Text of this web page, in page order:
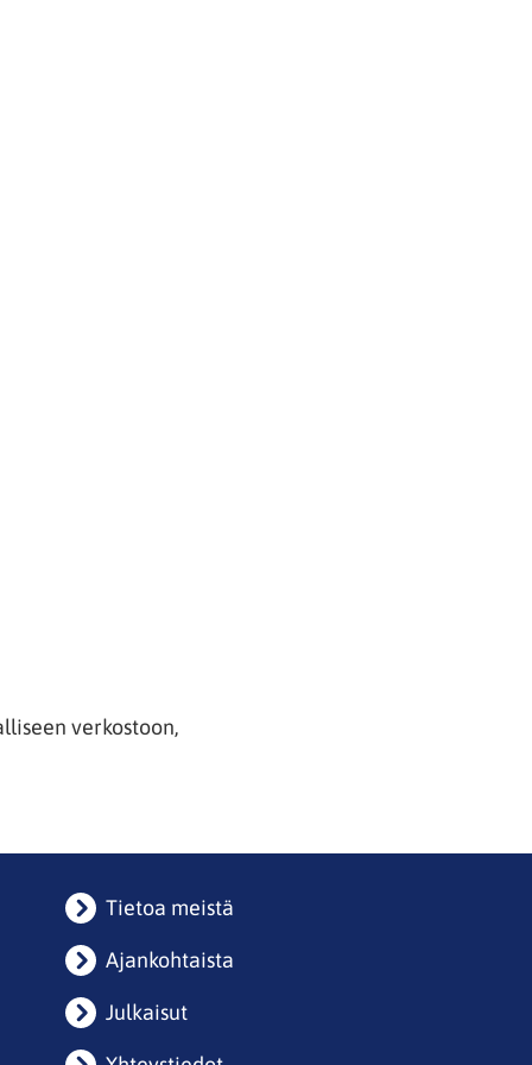
verkostoon,
Tietoa meistä
Ajankohtaista
Julkaisut